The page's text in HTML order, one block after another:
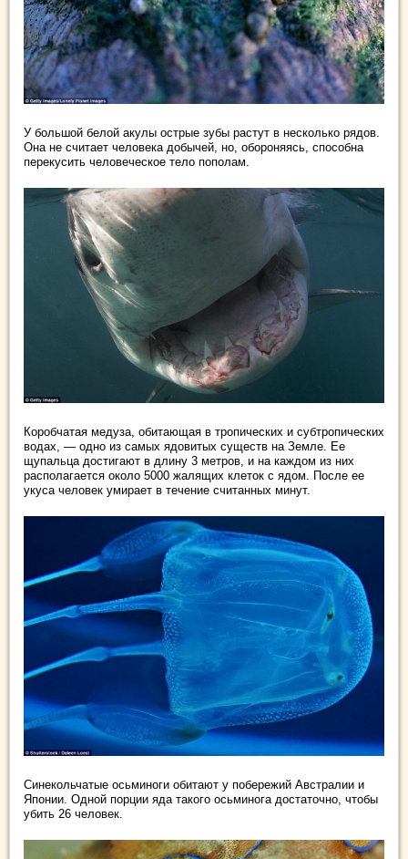
У большой белой акулы острые зубы растут в несколько рядов.
Она не считает человека добычей, но, обороняясь, способна
перекусить человеческое тело пополам.
Коробчатая медуза, обитающая в тропических и субтропических
водах, — одно из самых ядовитых существ на Земле. Ее
щупальца достигают в длину 3 метров, и на каждом из них
располагается около 5000 жалящих клеток с ядом. После ее
укуса человек умирает в течение считанных минут.
Синекольчатые осьминоги обитают у побережий Австралии и
Японии. Одной порции яда такого осьминога достаточно, чтобы
убить 26 человек.